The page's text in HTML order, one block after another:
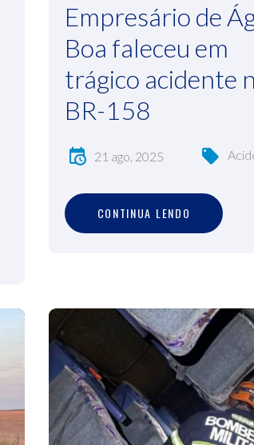
Empresário de
Boa faleceu em
trágico acidente
BR-158
21 ago, 2025
CO NTINUA L END O
CONTINUA LENDO